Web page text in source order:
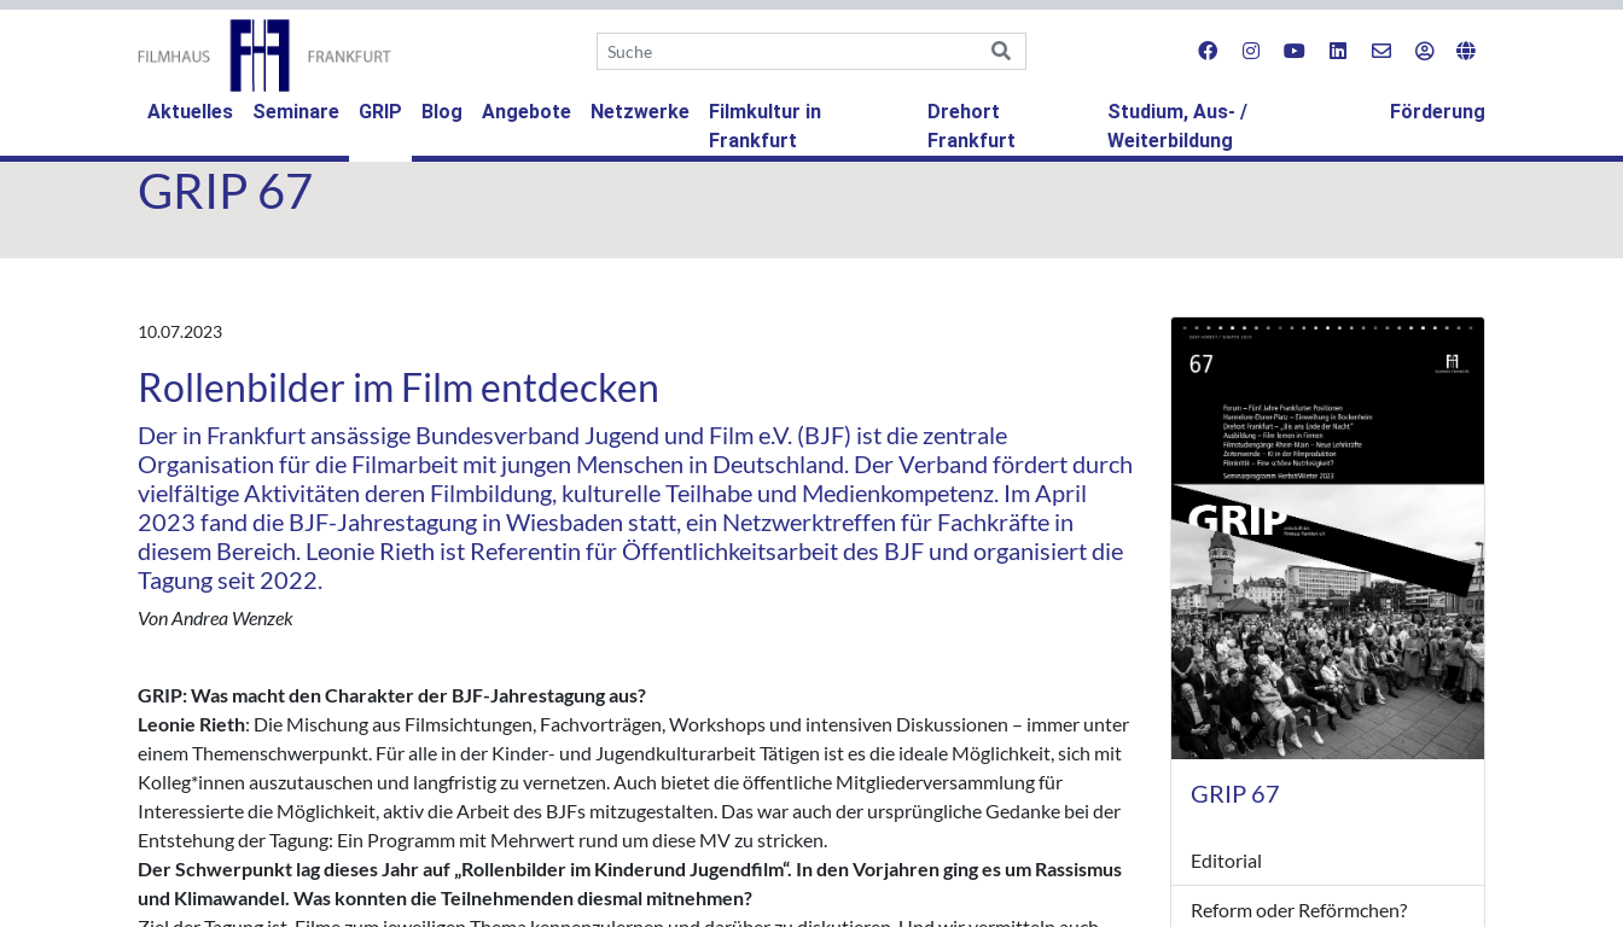
Aktuelles Seminare GRIP (current)
Blog Angebote Netzwerke
Filmkultur in
Frankfurt
Drehort
Frankfurt
Studium, Aus- /
Weiterbildung
Förderung
GRIP 67
10.07.2023
Rollenbilder im Film entdecken
Der in Frankfurt ansässige Bundesverband Jugend und Film e.V. (BJF) ist die zentrale
Organisation für die Filmarbeit mit jungen Menschen in Deutschland. Der Verband fördert durch
vielfältige Aktivitäten deren Filmbildung, kulturelle Teilhabe und Medienkompetenz. Im April
2023 fand die BJF-Jahrestagung in Wiesbaden statt, ein Netzwerktreffen für Fachkräfte in
diesem Bereich. Leonie Rieth ist Referentin für Öffentlichkeitsarbeit des BJF und organisiert die
Tagung seit 2022.
Von Andrea Wenzek
GRIP: Was macht den Charakter der BJF-Jahrestagung aus?
Leonie Rieth: Die Mischung aus Filmsichtungen, Fachvorträgen, Workshops und intensiven Diskussionen – immer unter
einem Themenschwerpunkt. Für alle in der Kinder- und Jugendkulturarbeit Tätigen ist es die ideale Möglichkeit, sich mit
Kolleg*innen auszutauschen und langfristig zu vernetzen. Auch bietet die öffentliche Mitgliederversammlung für
Interessierte die Möglichkeit, aktiv die Arbeit des BJFs mitzugestalten. Das war auch der ursprüngliche Gedanke bei der
Entstehung der Tagung: Ein Programm mit Mehrwert rund um diese MV zu stricken.
Der Schwerpunkt lag dieses Jahr auf „Rollenbilder im Kinderund Jugendfilm“. In den Vorjahren ging es um Rassismus
und Klimawandel. Was konnten die Teilnehmenden diesmal mitnehmen?
GRIP 67
Editorial
Reform oder Reförmchen?